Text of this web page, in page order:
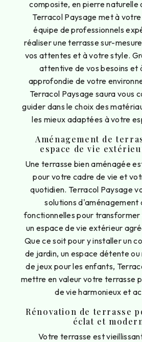
composite, en pierre naturelle
Terracol Paysage met à
équipe de professionnels
réaliser une terrasse sur-
vos attentes et à votre style.
attentive de vos besoins et
approfondie de votre
Terracol Paysage saura vous
guider dans le choix des
les mieux adaptées à votre
Aménagement de
espace de vie
Une terrasse bien aménagée
pour votre cadre de vie et
quotidien. Terracol Paysage
solutions d'aménagement
fonctionnelles pour
un espace de vie extérieur
Que ce soit pour y installer un
de jardin, un espace détente
de jeux pour les enfants,
mettre en valeur votre terrasse
de vie harmonieux et
Rénovation de terrasse
éclat et
Votre terrasse est